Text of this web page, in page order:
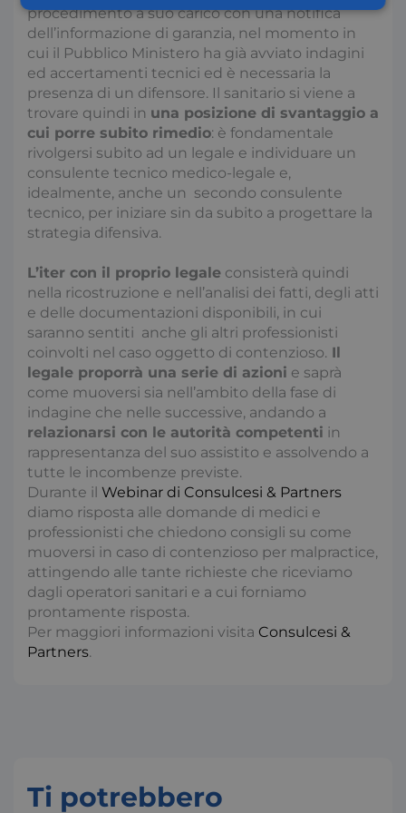
procedimento a suo carico con una notifica
dell’informazione di garanzia, nel momento in
cui il Pubblico Ministero ha già avviato indagini
ed accertamenti tecnici ed è necessaria la
presenza di un difensore. Il sanitario si viene a
trovare quindi in una posizione di svantaggio a
cui porre subito rimedio: è fondamentale
rivolgersi subito ad un legale e individuare un
consulente tecnico medico-legale e,
idealmente, anche un secondo consulente
tecnico, per iniziare sin da subito a progettare la
strategia difensiva.
L’iter con il proprio legale consisterà quindi
nella ricostruzione e nell’analisi dei fatti, degli atti
e delle documentazioni disponibili, in cui
saranno sentiti anche gli altri professionisti
coinvolti nel caso oggetto di contenzioso. Il
legale proporrà una serie di azioni e saprà
come muoversi sia nell’ambito della fase di
indagine che nelle successive, andando a
relazionarsi con le autorità competenti in
rappresentanza del suo assistito e assolvendo a
tutte le incombenze previste.
Durante il Webinar di Consulcesi & Partners
diamo risposta alle domande di medici e
professionisti che chiedono consigli su come
muoversi in caso di contenzioso per malpractice,
attingendo alle tante richieste che riceviamo
dagli operatori sanitari e a cui forniamo
prontamente risposta.
Per maggiori informazioni visita Consulcesi &
Partners.
Ti potrebbero
Necessari Statistici Marketing
Preferenze
Necessari Statistici
Marketing
I cookie necessari contribuiscono a rendere fruibile il
sito web abilitandone funzionalità di base quali la
navigazione sulle pagine e l'accesso alle aree
protette del sito. Il sito web non è in grado di
funzionare correttamente senza questi cookie.
Nome
Fornitore / Dominio
x-ms-cpim-csrf
Microsoft
.access.consulcesi.it
__cf_bm
Cloudflare Inc.
.hs-analytics.net
Google Privacy Policy